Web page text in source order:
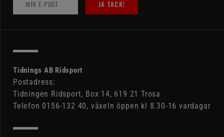
JA TACK!
Tidnings AB Ridsport
Postadress:
Tidningen Ridsport, Box 14, 619 21 Trosa
Telefon 0156-132 40, växeln öppen kl 8.30-16 vardagar